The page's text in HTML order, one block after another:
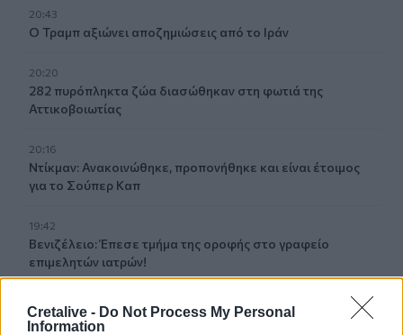
Cretalive - Do Not Process My Personal
Information
20:43
Ο Τραμπ αξιώνει αποζημιώσεις από το Ιράν
20:20
282 πυρόπληκτα ζώα διασώθηκαν στη φωτιά της
Αττικοβοιωτίας
20:16
Ντίκμαν: Ανακοινώθηκε, προπονήθηκε και είναι έτοιμος
για το Σούπερ Καπ
19:42
Βενιζέλειο: Έπεσε τμήμα της οροφής στο γραφείο
επιμελητών ιατρών!
Ισχυρός σεισμός στην Κολομβία: Αυξάνεται συνεχώς ο